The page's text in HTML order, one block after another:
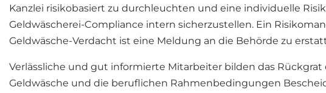
Kanzlei risikobasiert zu durchleuchten und eine individuelle
Geldwäscherei-Compliance intern sicherzustellen. Ein
Geldwäsche-Verdacht ist eine Meldung an die Behörde zu
Verlässliche und gut informierte Mitarbeiter bilden das Rückgrat
Geldwäsche und die beruflichen Rahmenbedingungen